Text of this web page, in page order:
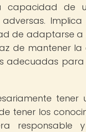
capacidad de
de adaptarse a
de mantener
adecuadas
tener los
responsable y